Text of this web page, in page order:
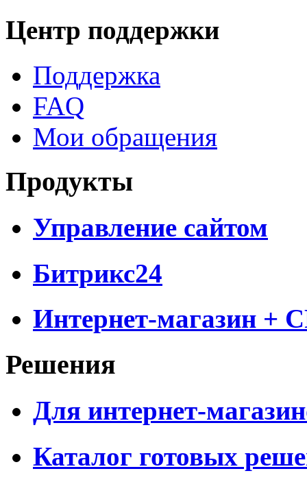
Центр поддержки
Поддержка
FAQ
Мои обращения
Продукты
Управление сайтом
Битрикс24
Интернет-магазин +
Решения
Для интернет-
Каталог готовых